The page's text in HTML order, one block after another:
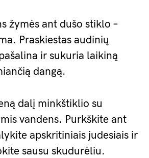
žymės ant dušo stiklo –
Praskiestas audinių
ir sukuria laikiną
dangą.
dalį minkštiklio su
vandens. Purkškite ant
apskritiniais judesiais ir
sausu skudurėliu.